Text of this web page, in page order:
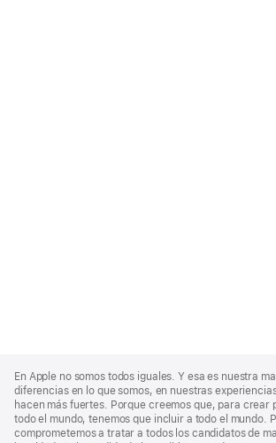
Footer
En Apple no somos todos iguales. Y esa es nuestra
diferencias en lo que somos, en nuestras
hacen más fuertes. Porque creemos que, para crear
todo el mundo, tenemos que incluir a todo el mundo.
comprometemos a tratar a todos los candidatos de